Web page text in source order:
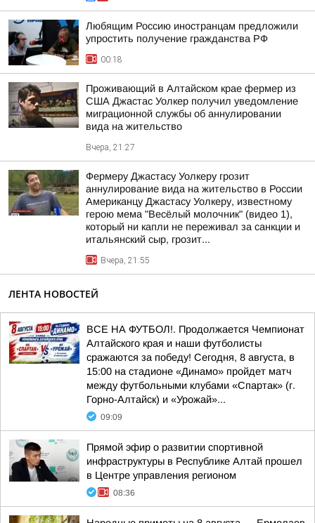
Любящим Россию иностранцам предложили
упростить получение гражданства РФ
00:18
Проживающий в Алтайском крае фермер из
США Джастас Уолкер получил уведомление
миграционной службы об аннулировании
вида на жительство
Вчера, 21:27
Фермеру Джастасу Уолкеру грозит
аннулирование вида на жительство в России
Американцу Джастасу Уолкеру, известному
герою мема "Весёлый молочник" (видео 1),
который ни капли не переживал за санкции и
итальянский сыр, грозит...
Вчера, 21:55
ЛЕНТА НОВОСТЕЙ
ВСЕ НА ФУТБОЛ!. Продолжается Чемпионат
Алтайского края и наши футболисты
сражаются за победу! Сегодня, 8 августа, в
15:00 на стадионе «Динамо» пройдет матч
между футбольными клубами «Спартак» (г.
Горно-Алтайск) и «Урожай»...
09:09
Прямой эфир о развитии спортивной
инфраструктуры в Республике Алтай прошел
в Центре управления регионом
08:36